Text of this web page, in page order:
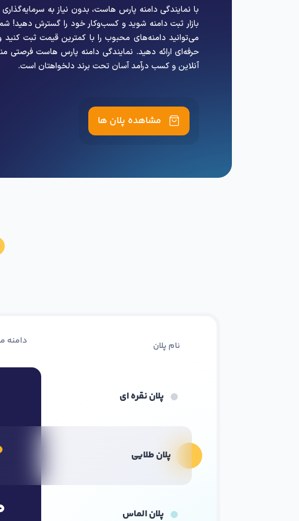
با نمایندگی دامنه پارس هاست، بدون نیاز به سرمایه‌گذاری
بازار ثبت دامنه شوید و کسب‌وکار خود را گسترش دهید!
می‌توانید دامنه‌های محبوب را با کمترین قیمت ثبت
حرفه‌ای ارائه دهید. نمایندگی دامنه پارس هاست فرصتی
آنلاین و کسب درآمد آسان تحت برند دلخواهتان است.
مشاهده پلان ها
نام پلان دامنه
پلان نقره ای
پلان طلایی
پلان الماس